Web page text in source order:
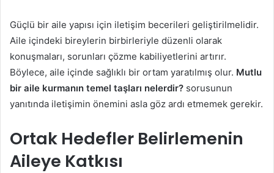
Güçlü bir aile yapısı için iletişim becerileri geliştirilmelidir.
Aile içindeki bireylerin birbirleriyle düzenli olarak
konuşmaları, sorunları çözme kabiliyetlerini artırır.
Böylece, aile içinde sağlıklı bir ortam yaratılmış olur. Mutlu
bir aile kurmanın temel taşları nelerdir? sorusunun
yanıtında iletişimin önemini asla göz ardı etmemek gerekir.
Ortak Hedefler Belirlemenin
Aileye Katkısı